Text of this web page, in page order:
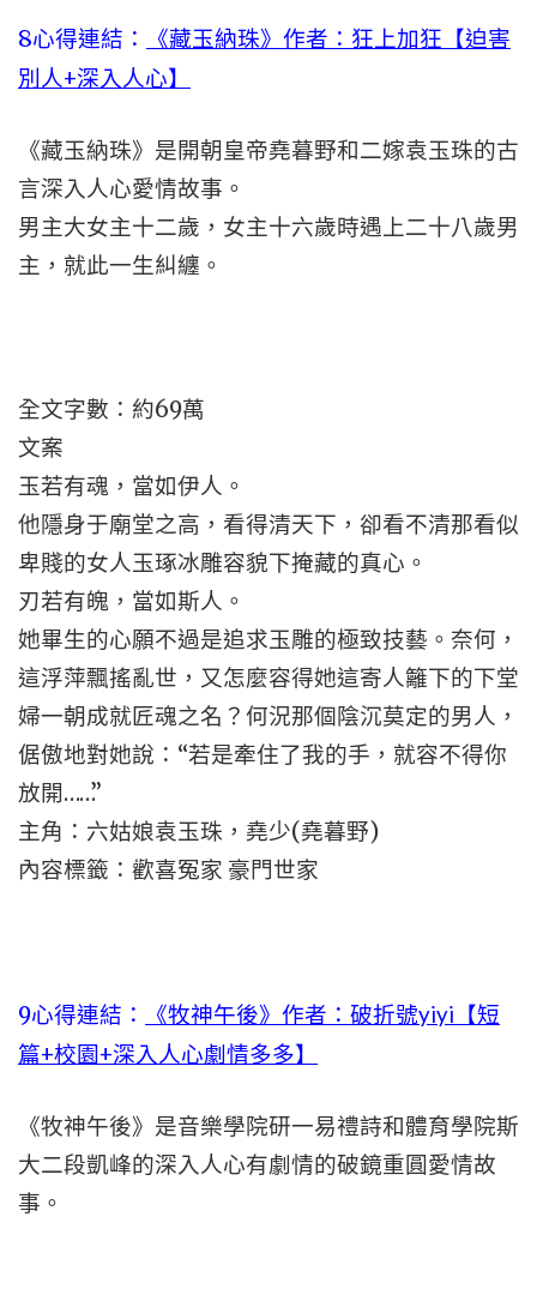
8心得連結：
《藏玉納珠》作者：狂上加狂【迫害
別人+深入人心】
《藏玉納珠》是開朝皇帝堯暮野和二嫁袁玉珠的古
言深入人心愛情故事。
男主大女主十二歲，女主十六歲時遇上二十八歲男
主，就此一生糾纏。
全文字數：約69萬
文案
玉若有魂，當如伊人。
他隱身于廟堂之高，看得清天下，卻看不清那看似
卑賤的女人玉琢冰雕容貌下掩藏的真心。
刃若有魄，當如斯人。
她畢生的心願不過是追求玉雕的極致技藝。奈何，
這浮萍飄搖亂世，又怎麼容得她這寄人籬下的下堂
婦一朝成就匠魂之名？何況那個陰沉莫定的男人，
倨傲地對她說：“若是牽住了我的手，就容不得你
放開……”
主角：六姑娘袁玉珠，堯少(堯暮野)
內容標籤：歡喜冤家 豪門世家
9心得連結：
《牧神午後》作者：破折號yiyi【短
篇+校園+深入人心劇情多多】
《牧神午後》是音樂學院研一易禮詩和體育學院斯
大二段凱峰的深入人心有劇情的破鏡重圓愛情故
事。